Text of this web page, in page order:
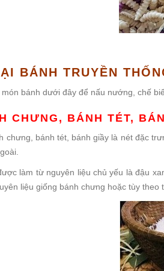
BÁNH TRUYỀN
bánh dưới đây để nấu nướng, chế
CHƯNG, BÁNH TÉT,
chưng, bánh tét, bánh giầy là nét đặc
làm từ nguyên liệu chủ yếu là đậu
liệu giống bánh chưng hoặc tùy